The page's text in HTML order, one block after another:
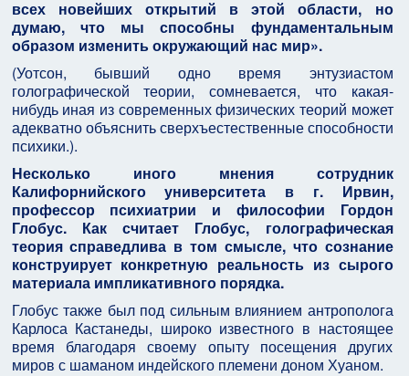
всех новейших открытий в этой области, но
думаю, что мы способны фундаментальным
образом изменить окружающий нас мир».
(Уотсон, бывший одно время энтузиастом
голографической теории, сомневается, что какая-
нибудь иная из современных физических теорий может
адекватно объяснить сверхъестественные способности
психики.).
Несколько иного мнения сотрудник
Калифорнийского университета в г. Ирвин,
профессор психиатрии и философии Гордон
Глобус. Как считает Глобус, голографическая
теория справедлива в том смысле, что сознание
конструирует конкретную реальность из сырого
материала импликативного порядка.
Глобус также был под сильным влиянием антрополога
Карлоса Кастанеды, широко известного в настоящее
время благодаря своему опыту посещения других
миров с шаманом индейского племени доном Хуаном.